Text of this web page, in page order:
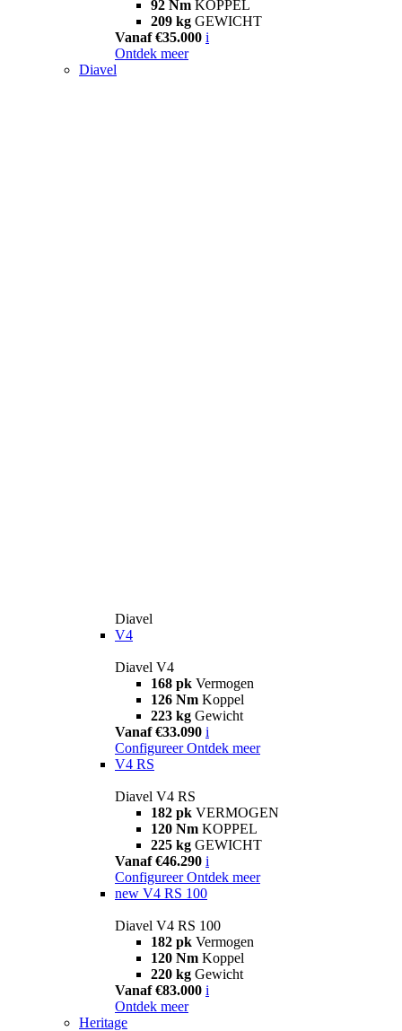
92 Nm KOPPEL
209 kg GEWICHT
Vanaf €35.000 i
Ontdek meer
Diavel
Diavel
V4
Diavel V4
168 pk Vermogen
126 Nm Koppel
223 kg Gewicht
Vanaf €33.090 i
Configureer Ontdek meer
V4 RS
Diavel V4 RS
182 pk VERMOGEN
120 Nm KOPPEL
225 kg GEWICHT
Vanaf €46.290 i
Configureer Ontdek meer
new V4 RS 100
Diavel V4 RS 100
182 pk Vermogen
120 Nm Koppel
220 kg Gewicht
Vanaf €83.000 i
Ontdek meer
Heritage